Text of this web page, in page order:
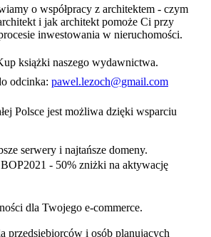
o współpracy z architektem - czym
i jak architekt pomoże Ci przy
inwestowania w nieruchomości.
książki naszego wydawnictwa.
odcinka: pawel.lezoch@gmail.com
Polsce jest możliwa dzięki wsparciu
serwery i najtańsze domeny.
- 50% zniżki na aktywację
dla Twojego e-commerce.
przedsiębiorców i osób planujących